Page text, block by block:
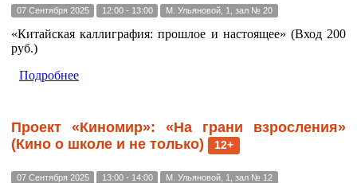
07 Сентября 2025 12:00 - 13:00 М. Ульяновой, 1, зал № 20
«Китайская каллиграфия: прошлое и настоящее» (Вход 200
руб.)
Подробнее
Проект «Киномир»: «На грани взросления»
(Кино о школе и не только)
12+
07 Сентября 2025 13:00 - 14:00 М. Ульяновой, 1, зал № 12